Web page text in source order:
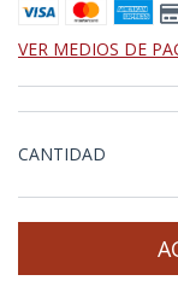
VER MEDIOS DE
CANTIDAD